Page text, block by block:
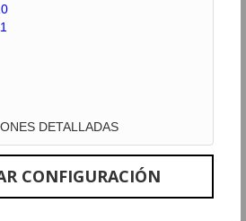
DETALLADAS
CONFIGURACIÓN